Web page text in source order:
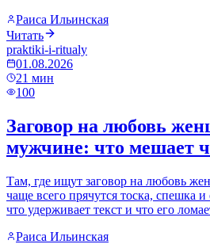
Раиса Ильинская
Читать
praktiki-i-ritualy
01.08.2026
21 мин
100
Заговор на любовь
мужчине: что мешает
Там, где ищут заговор на любовь
чаще всего прячутся тоска, спешка
что удерживает текст и что его
Раиса Ильинская